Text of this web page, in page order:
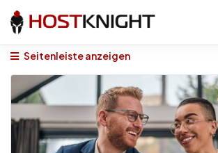
Seitenleiste anzeigen